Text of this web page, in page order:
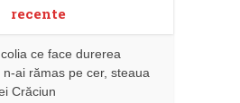
recente
ce face durerea
n-ai rămas pe cer, steaua
Crăciun